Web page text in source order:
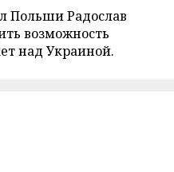
Польши Радослав
возможность
над Украиной.